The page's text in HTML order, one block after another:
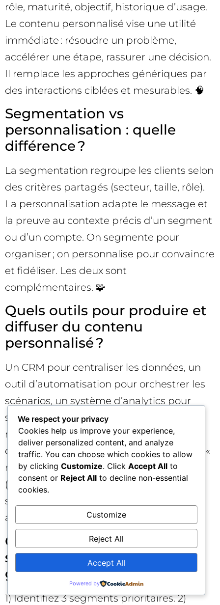
rôle, maturité, objectif, historique d’usage.
Le contenu personnalisé vise une utilité
immédiate : résoudre un problème,
accélérer une étape, rassurer une décision.
Il remplace les approches génériques par
des interactions ciblées et mesurables. 🧠
Segmentation vs
personnalisation : quelle
différence ?
La segmentation regroupe les clients selon
des critères partagés (secteur, taille, rôle).
La personnalisation adapte le message et
la preuve au contexte précis d’un segment
ou d’un compte. On segmente pour
organiser ; on personnalise pour convaincre
et fidéliser. Les deux sont
complémentaires. 🧩
Quels outils pour produire et
diffuser du contenu
personnalisé ?
Un CRM pour centraliser les données, un
outil d’automatisation pour orchestrer les
scénarios, un système d’analytics pour
suivre l’engagement et l’usage, et un
moteur d’IA pour générer des variantes,
détecter des signaux et recommander le «
next best content ». Ajoutez un DAM
(bibliothèque de contenus) structuré par
segment et étape du parcours pour
accélérer la réutilisation. 🛠️
Comment démarrer
simplement sans usine à
gaz ?
1) Identifiez 3 segments prioritaires. 2)
We respect your privacy
Cookies help us improve your experience,
deliver personalized content, and analyze
traffic. You can choose which cookies to allow
by clicking Customize. Click Accept All to
consent or Reject All to decline non-essential
cookies.
Customize
Reject All
Accept All
Powered by